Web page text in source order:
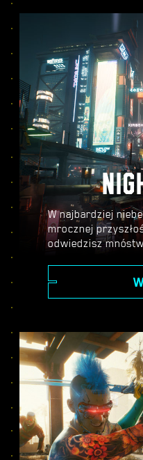
implantu, który
W najbardziej
mrocznej
odwiedzisz
sposób się tam